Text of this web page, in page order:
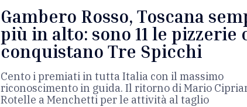
Gambero Rosso, Toscana
più in alto: sono 11 le pizzerie
conquistano Tre Spicchi
Cento i premiati in tutta Italia con il massimo
riconoscimento in guida. Il ritorno di Mario
Rotelle a Menchetti per le attività al taglio